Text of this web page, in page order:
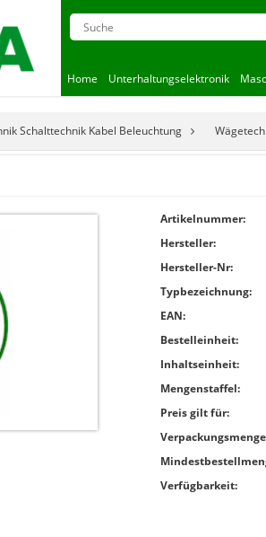
Home Unterhaltungselektronik
Schalttechnik Kabel Beleuchtung
Artikelnummer:
Hersteller:
Hersteller-Nr:
Typbezeichnung:
EAN:
Bestelleinheit:
Inhaltseinheit:
Mengenstaffel:
Preis gilt für:
Verfügbarkeit: